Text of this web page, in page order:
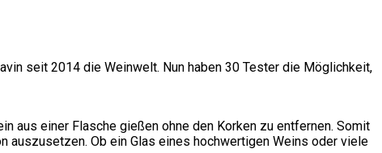
seit 2014 die Weinwelt. Nun haben 30 Tester die Möglichkeit,
aus einer Flasche gießen ohne den Korken zu entfernen. Somit
auszusetzen. Ob ein Glas eines hochwertigen Weins oder viele